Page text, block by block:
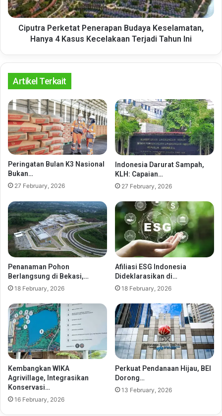
Kasus
Kecelakaan
TerjadiCiputra Perketat Penerapan Budaya Keselamatan,
Hanya 4 Kasus Kecelakaan Terjadi Tahun Ini
Artikel Terkait
Peringatan Bulan K3 Nasional
Bukan…
27 February, 2026
Indonesia Darurat Sampah,
KLH: Capaian…
27 February, 2026
Penanaman Pohon
Berlangsung di Bekasi,…
18 February, 2026
Afiliasi ESG Indonesia
Dideklarasikan di…
18 February, 2026
Kembangkan WIKA
Agrivillage, Integrasikan
Konservasi…
16 February, 2026
Perkuat Pendanaan Hijau, BEI
Dorong…
13 February, 2026